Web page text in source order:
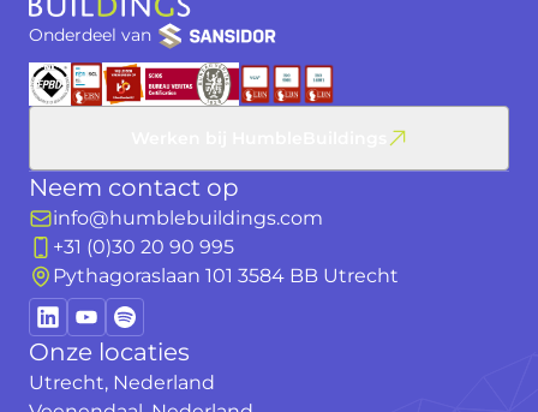
Onderdeel van
Neem contact op
info@humblebuildings.com
+31 (0)30 20 90 995
Pythagoraslaan 101 3584 BB Utrecht
Onze locaties
Utrecht, Nederland